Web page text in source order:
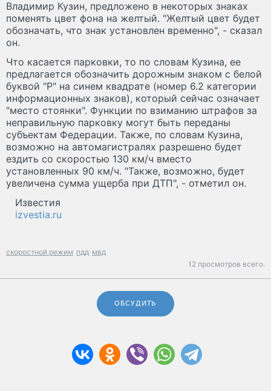
Владимир Кузин, предложено в некоторых знаках
поменять цвет фона на желтый. "Желтый цвет будет
обозначать, что знак установлен временно", - сказал
он.
Что касается парковки, то по словам Кузина, ее
предлагается обозначить дорожным знаком с белой
буквой "Р" на синем квадрате (номер 6.2 категории
информационных знаков), который сейчас означает
"место стоянки". Функции по взиманию штрафов за
неправильную парковку могут быть переданы
субъектам Федерации. Также, по словам Кузина,
возможно на автомагистралях разрешено будет
ездить со скоростью 130 км/ч вместо
установленных 90 км/ч. "Также, возможно, будет
увеличена сумма ущерба при ДТП", - отметил он.
Известия
izvestia.ru
скоростной режим пдд мвд
12 просмотров всего.
ОБСУДИТЬ